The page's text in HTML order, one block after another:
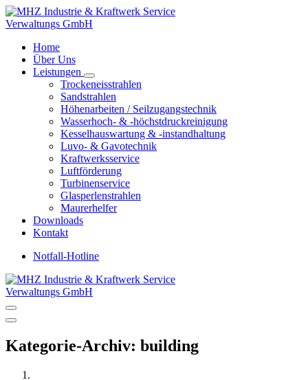
Zum
Inhalt
Home
Über Uns
Leistungen
Trockeneisstrahlen
Sandstrahlen
Höhenarbeiten / Seilzugangstechnik
Wasserhoch- & -höchstdruckreinigung
Kesselhauswartung & -instandhaltung
Luvo- & Gavotechnik
Kraftwerksservice
Luftförderung
Turbinenservice
Glasperlenstrahlen
Maurerhelfer
Downloads
Kontakt
Notfall-Hotline
Kategorie-Archiv: building